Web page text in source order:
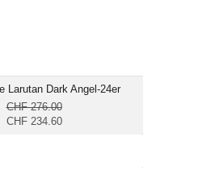
Larutan Dark Angel-24er
CHF 276.00
CHF 234.60